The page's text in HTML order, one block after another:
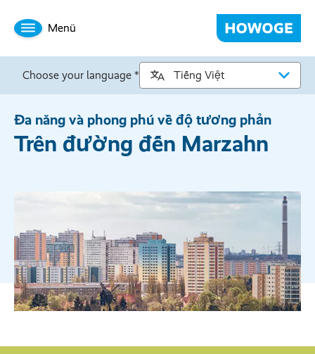
Menü
Choose your language *
Đa năng và phong phú về độ tương phản
Trên đường đến Marzahn